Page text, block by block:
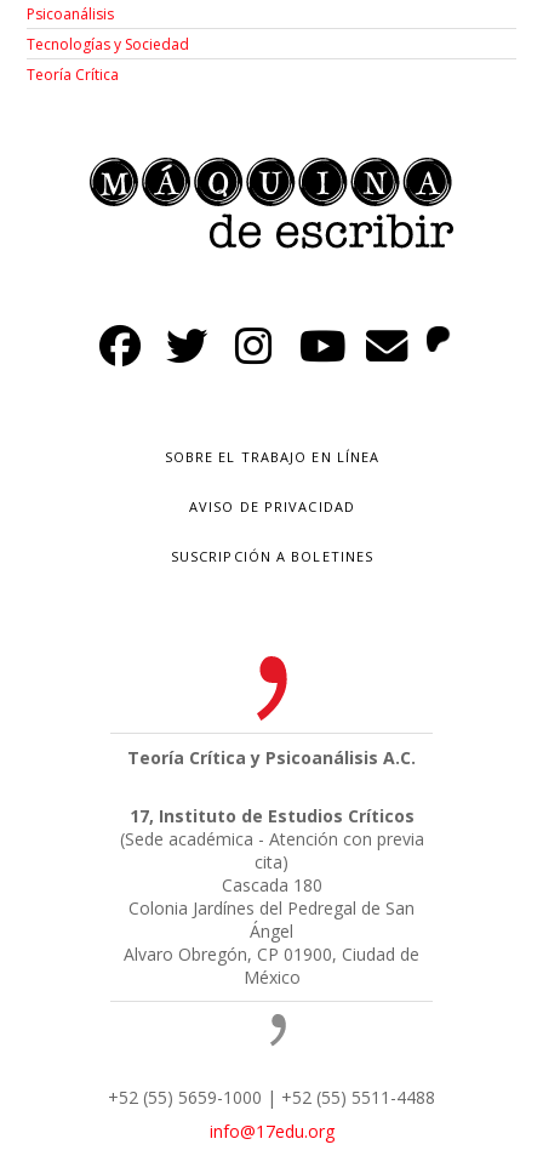
Psicoanálisis
Tecnologías y Sociedad
Teoría Crítica
SOBRE EL TRABAJO EN LÍNEA
AVISO DE PRIVACIDAD
SUSCRIPCIÓN A BOLETINES
Teoría Crítica y Psicoanálisis A.C.
17, Instituto de Estudios Críticos
(Sede académica - Atención con previa
cita)
Cascada 180
Colonia Jardínes del Pedregal de San
Ángel
Alvaro Obregón, CP 01900, Ciudad de
México
+52 (55) 5659-1000 | +52 (55) 5511-4488
info@17edu.org